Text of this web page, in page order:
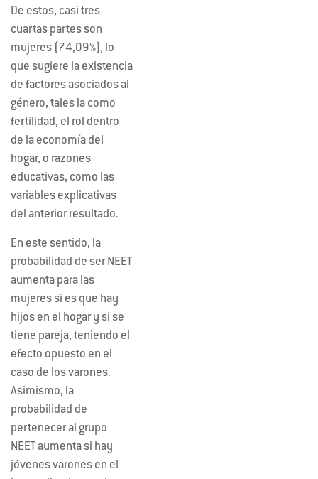
De estos, casi tres
cuartas partes son
mujeres (74,09%), lo
que sugiere la existencia
de factores asociados al
género, tales la como
fertilidad, el rol dentro
de la economía del
hogar, o razones
educativas, como las
variables explicativas
del anterior resultado.
En este sentido, la
probabilidad de ser NEET
aumenta para las
mujeres si es que hay
hijos en el hogar y si se
tiene pareja, teniendo el
efecto opuesto en el
caso de los varones.
Asimismo, la
probabilidad de
pertenecer al grupo
NEET aumenta si hay
jóvenes varones en el